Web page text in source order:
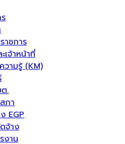
าชการ
เจ้าหน้าที่
วามรู้ (KM)
.
ภา
EGP
จ้าง
งาน